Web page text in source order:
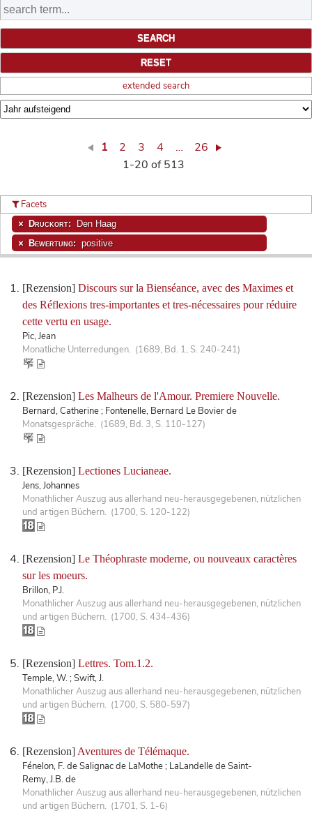
extended search
1 2 3 4 …
26
1-20 of 513
[Rezension] Discours sur la Bienséance, avec des Maximes et
des Réflexions tres-importantes et tres-nécessaires pour réduire
cette vertu en usage.
Pic, Jean
Monatliche Unterredungen. (1689, Bd. 1, S. 240-241)
[Rezension] Les Malheurs de l'Amour. Premiere Nouvelle.
Bernard, Catherine ; Fontenelle, Bernard Le Bovier de
Monatsgespräche. (1689, Bd. 3, S. 110-127)
[Rezension] Lectiones Lucianeae.
Jens, Johannes
Monathlicher Auszug aus allerhand neu-herausgegebenen, nützlichen
und artigen Büchern. (1700, S. 120-122)
[Rezension] Le Théophraste moderne, ou nouveaux caractères
sur les moeurs.
Brillon, P.J.
Monathlicher Auszug aus allerhand neu-herausgegebenen, nützlichen
und artigen Büchern. (1700, S. 434-436)
[Rezension] Lettres. Tom.1.2.
Temple, W. ; Swift, J.
Monathlicher Auszug aus allerhand neu-herausgegebenen, nützlichen
und artigen Büchern. (1700, S. 580-597)
[Rezension] Aventures de Télémaque.
Fénelon, F. de Salignac de LaMothe ; LaLandelle de Saint-
Remy, J.B. de
Monathlicher Auszug aus allerhand neu-herausgegebenen, nützlichen
und artigen Büchern. (1701, S. 1-6)
Facets
Druckort: Den Haag
Bewertung: positive